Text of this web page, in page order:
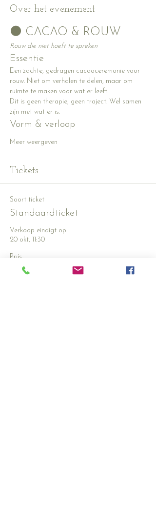
Over het evenement
🌑 CACAO & ROUW
Rouw die niet hoeft te spreken
Essentie
Een zachte, gedragen cacaoceremonie voor
rouw. Niet om verhalen te delen, maar om
ruimte te maken voor wat er leeft.
Dit is geen therapie, geen traject. Wel samen
zijn met wat er is.
Vorm & verloop
Meer weergeven
Tickets
Soort ticket
Standaardticket
Verkoop eindigt op
20 okt, 11:30
Prijs
€ 50,00